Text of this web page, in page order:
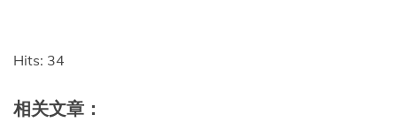
Hits: 34
相关文章：